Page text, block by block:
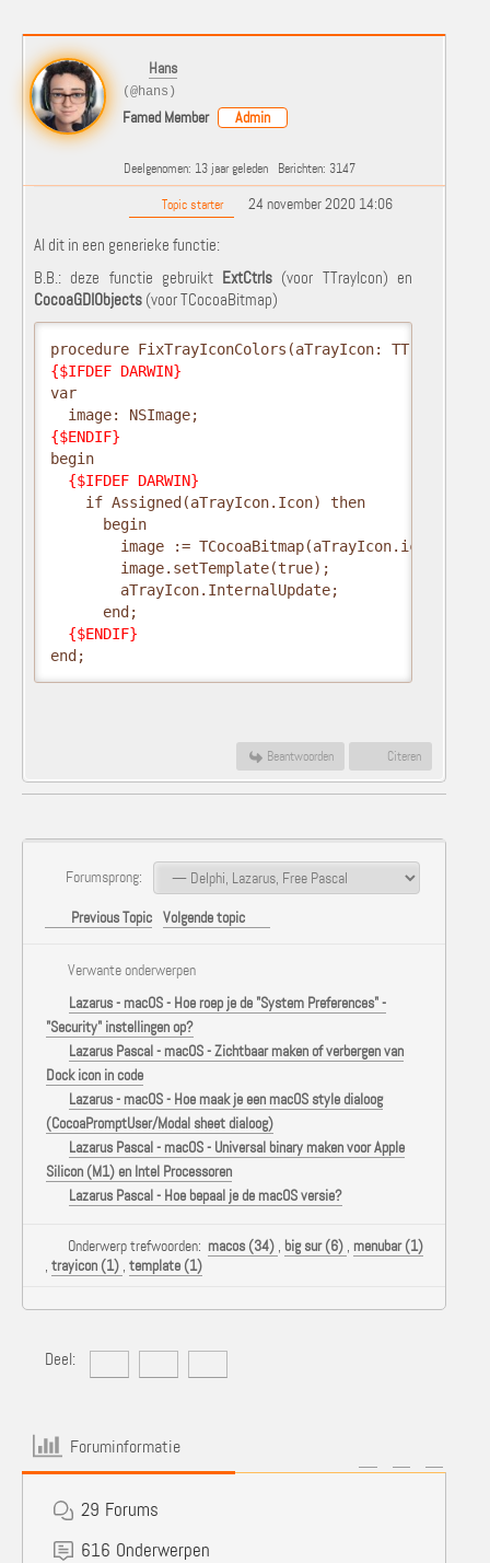
Hans
(@hans)
Famed Member Admin
Deelgenomen: 13 jaar geleden Berichten: 3147
Topic starter 24 november 2020 14:06
Al dit in een generieke functie:
B.B.: deze functie gebruikt ExtCtrls (voor TTrayIcon) en
CocoaGDIObjects (voor TCocoaBitmap)
{$IFDEF DARWIN}
var
{$ENDIF}
begin
{$IFDEF DARWIN}
    if Assigned(aTrayIcon.Icon) then
      begin
image :=
        image.setTemplate(true);
        aTrayIcon.InternalUpdate;
      end;
{$ENDIF}
end;
Beantwoorden Citeren
Forumsprong:
Previous Topic Volgende topic
Verwante onderwerpen
Lazarus - macOS - Hoe roep je de "System Preferences" -
"Security" instellingen op?
Lazarus Pascal - macOS - Zichtbaar maken of verbergen van
Dock icon in code
Lazarus - macOS - Hoe maak je een macOS style dialoog
(CocoaPromptUser/Modal sheet dialoog)
Lazarus Pascal - macOS - Universal binary maken voor Apple
Silicon (M1) en Intel Processoren
Lazarus Pascal - Hoe bepaal je de macOS versie?
Onderwerp trefwoorden: macos (34) , big sur (6) , menubar (1)
, trayicon (1) , template (1)
Deel:
Foruminformatie
29 Forums
616 Onderwerpen